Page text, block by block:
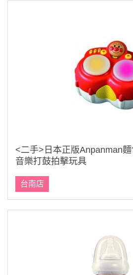
<二手>日本正版Anpanman
音樂打鼓拍擊玩具
台南店